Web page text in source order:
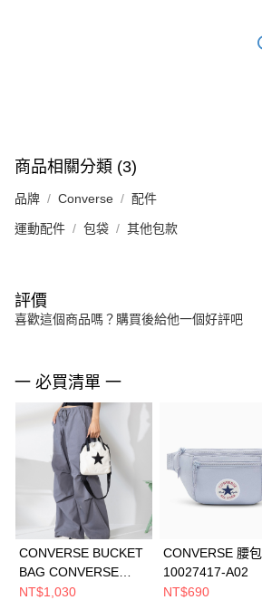
商品相關分類 (3)
品牌 Converse 配件
運動配件 包袋 其他包款
評價
喜歡這個商品嗎？購買後給他一個好評吧
一 必買清單 一
CONVERSE BUCKET
BAG CONVERSE
EGRET 男女 其他包款
NT$1,030
CONVERSE 腰包
10027417-A02
NT$690